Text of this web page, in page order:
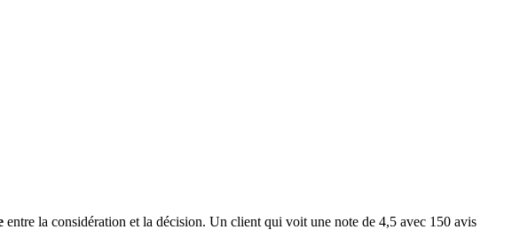
entre la considération et la décision. Un client qui voit une note de 4,5 avec 150 avis